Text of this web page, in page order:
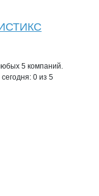
5 компаний.
0 из 5
СУУ